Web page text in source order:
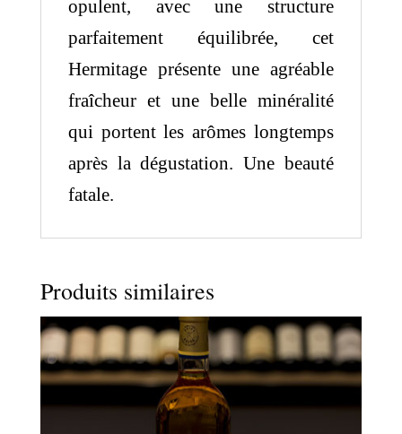
opulent, avec une structure
parfaitement équilibrée, cet
Hermitage présente une agréable
fraîcheur et une belle minéralité
qui portent les arômes longtemps
après la dégustation. Une beauté
fatale.
Produits similaires